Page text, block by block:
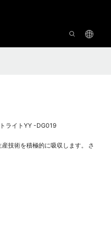
ライトYY -DG019
技術を積極的に吸収します。 さ